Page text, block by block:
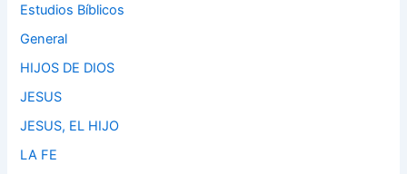
Estudios Bíblicos
General
HIJOS DE DIOS
JESUS
JESUS, EL HIJO
LA FE